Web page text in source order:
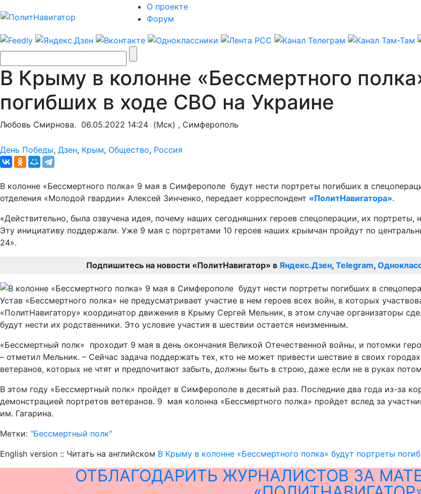
О проекте
Форум
В Крыму в колонне «Бессмертного
погибших в ходе СВО на Украине
Любовь Смирнова. 06.05.2022 14:24 (Мск) , Симферополь
День Победы, Дзен, Крым, Общество, Россия
В колонне «Бессмертного полка» 9 мая в Симферополе будут нести портреты погибших в
отделения «Молодой гвардии» Алексей Зинченко, передает корреспондент «ПолитНавигатора».
«Действительно, была озвучена идея, почему наших сегодняшних героев спецоперации, их
Эту инициативу поддержали. Уже 9 мая с портретами 10 героев наших крымчан пройдут по
24».
Подпишитесь на новости «ПолитНавигатор» в Яндекс.Дзен, Telegram,
Устав «Бессмертного полка» не предусматривает участие в нем героев всех войн, в которых
«ПолитНавигатору» координатор движения в Крыму Сергей Мельник, в этом случае организаторы
будут нести их родственники. Это условие участия в шествии остается неизменным.
«Бессмертный полк» проходит 9 мая в день окончания Великой Отечественной войны, и потомки
– отметил Мельник. – Сейчас задача поддержать тех, кто не может привести шествие в своих
ветеранов, которых не чтят и предпочитают забыть, должны быть в строю, даже если не в руках
В этом году «Бессмертный полк» пройдет в Симферополе в десятый раз. Последние два года из-за
демонстрацией портретов ветеранов. 9 мая колонна «Бессмертного полка» пройдет вслед за
им. Гагарина.
Метки: "Бессмертный полк"
English version :: Читать на английском В Крыму в колонне «Бессмертного полка» будут портреты
ОТБЛАГОДАРИТЬ ЖУРНАЛИСТОВ ЗА